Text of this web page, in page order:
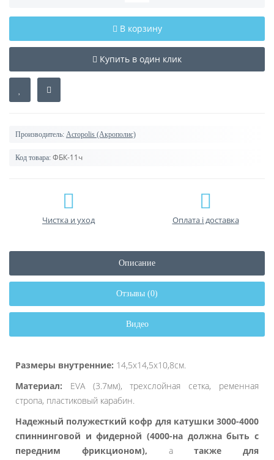
В корзину
Купить в один клик
Производитель: Acropolis (Акрополис)
Код товара: ФБК-11ч
Чистка и уход Оплата і доставка
Описание
Отзывы (0)
Видео
Размеры внутренние: 14,5х14,5х10,8см.
Материал: EVA (3.7мм), трехслойная сетка, ременная
стропа, пластиковый карабин.
Надежный полужесткий кофр для катушки 3000-4000
спиннинговой и фидерной (4000-на должна быть с
передним фрикционом), атакже для